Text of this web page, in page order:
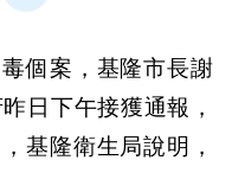
個案，基隆市長謝
日下午接獲通報，
基隆衛生局說明，